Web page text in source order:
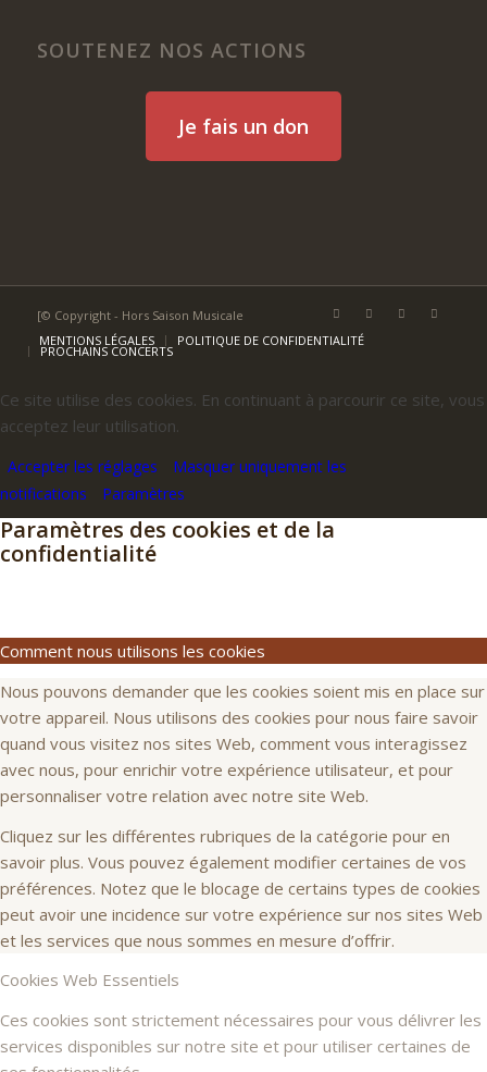
SOUTENEZ NOS ACTIONS
Je fais un don
[© Copyright - Hors Saison Musicale
MENTIONS LÉGALES
POLITIQUE DE CONFIDENTIALITÉ
PROCHAINS CONCERTS
Ce site utilise des cookies. En continuant à parcourir ce site, vous
acceptez leur utilisation.
Accepter les réglages
Masquer uniquement les
notifications
Paramètres
Paramètres des cookies et de la
confidentialité
Comment nous utilisons les cookies
Nous pouvons demander que les cookies soient mis en place sur
votre appareil. Nous utilisons des cookies pour nous faire savoir
quand vous visitez nos sites Web, comment vous interagissez
avec nous, pour enrichir votre expérience utilisateur, et pour
personnaliser votre relation avec notre site Web.
Cliquez sur les différentes rubriques de la catégorie pour en
savoir plus. Vous pouvez également modifier certaines de vos
préférences. Notez que le blocage de certains types de cookies
peut avoir une incidence sur votre expérience sur nos sites Web
et les services que nous sommes en mesure d’offrir.
Cookies Web Essentiels
Ces cookies sont strictement nécessaires pour vous délivrer les
services disponibles sur notre site et pour utiliser certaines de